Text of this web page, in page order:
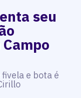
seu
e bota é